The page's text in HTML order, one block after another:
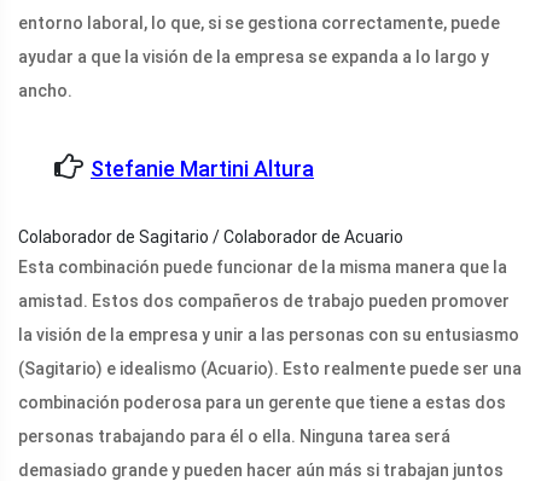
entorno laboral, lo que, si se gestiona correctamente, puede
ayudar a que la visión de la empresa se expanda a lo largo y
ancho.
Stefanie Martini Altura
Colaborador de Sagitario / Colaborador de Acuario
Esta combinación puede funcionar de la misma manera que la
amistad. Estos dos compañeros de trabajo pueden promover
la visión de la empresa y unir a las personas con su entusiasmo
(Sagitario) e idealismo (Acuario). Esto realmente puede ser una
combinación poderosa para un gerente que tiene a estas dos
personas trabajando para él o ella. Ninguna tarea será
demasiado grande y pueden hacer aún más si trabajan juntos